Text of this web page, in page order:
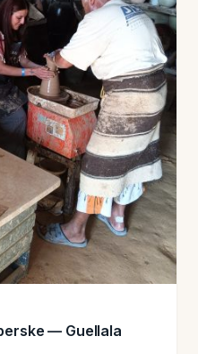
— Guellala